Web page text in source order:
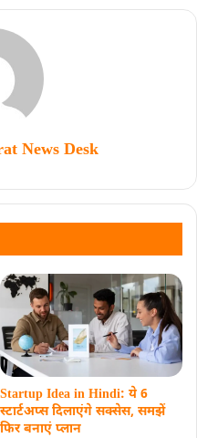
News Desk
Startup Idea in Hindi: ये 6
स्टार्टअप्‍स दिलाएंगे सक्‍सेस, समझें
फिर बनाएं प्लान